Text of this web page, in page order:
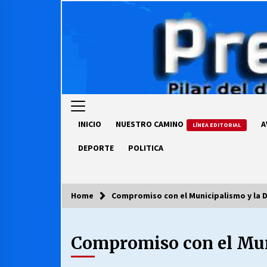
INICIO NUESTRO CAMINO LÍNEA EDITORIAL
DEPORTE POLITICA
COLUMNISTA
Ya se ordenaron las cuentas de
luz… ¿Y cuándo van a bajar?
Home Compromiso con el Municipalismo y la
Compromiso con el